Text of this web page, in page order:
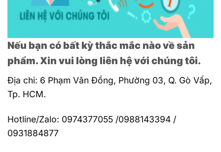
Nếu bạn có bất kỳ thắc mắc nào về sản
phẩm. Xin vui lòng liên hệ với chúng tôi.
Địa chỉ: 6 Phạm Văn Đồng, Phường 03, Q. Gò Vấp,
Tp. HCM.
Hotline/Zalo: 0974377055 /0988143394 /
0931884877